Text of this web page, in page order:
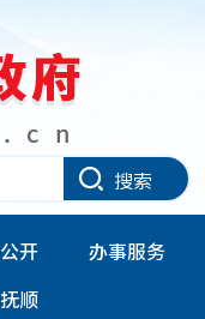
搜索
开
办事服务
顺